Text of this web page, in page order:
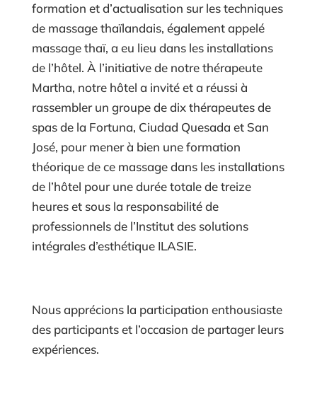
formation et d’actualisation sur les techniques
de massage thaïlandais, également appelé
massage thaï, a eu lieu dans les installations
de l’hôtel. À l’initiative de notre thérapeute
Martha, notre hôtel a invité et a réussi à
rassembler un groupe de dix thérapeutes de
spas de la Fortuna, Ciudad Quesada et San
José, pour mener à bien une formation
théorique de ce massage dans les installations
de l’hôtel pour une durée totale de treize
heures et sous la responsabilité de
professionnels de l’Institut des solutions
intégrales d’esthétique ILASIE.
Nous apprécions la participation enthousiaste
des participants et l’occasion de partager leurs
expériences.